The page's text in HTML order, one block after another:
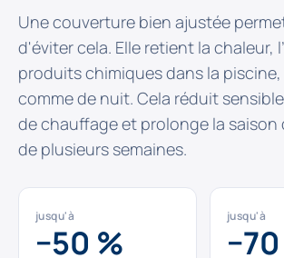
Une couverture bien ajustée
d'éviter cela. Elle retient la chaleur,
produits chimiques dans la
comme de nuit. Cela réduit
de chauffage et prolonge la saison
de plusieurs semaines.
jusqu'à
−50 %
jusqu'à